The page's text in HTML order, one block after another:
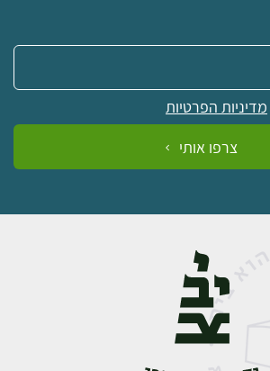
מדיניות הפרטיות
צרפו אותי